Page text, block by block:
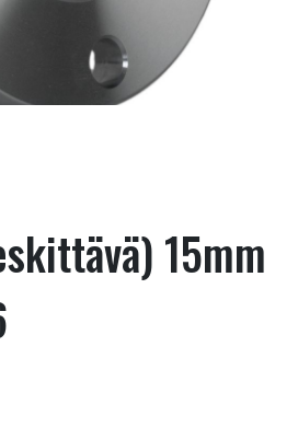
15mm